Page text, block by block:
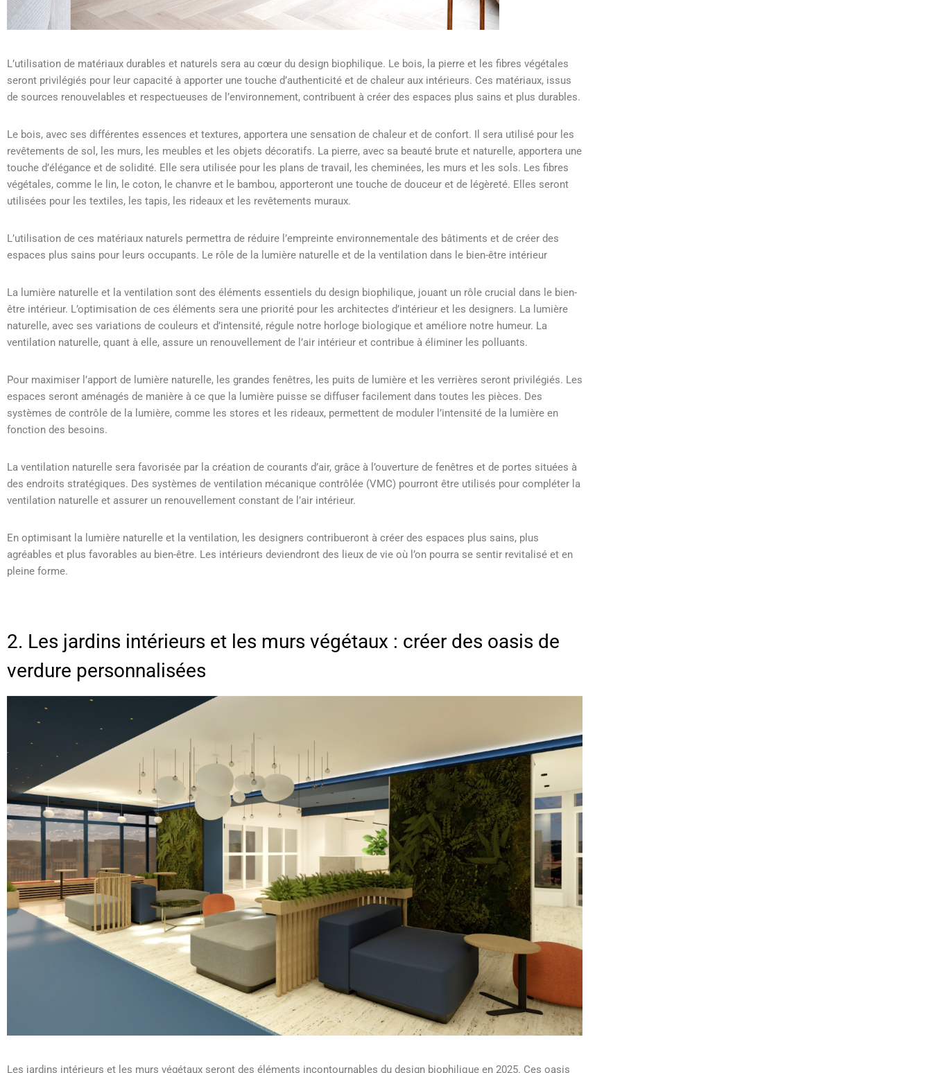
L’utilisation de matériaux durables et naturels sera au cœur du design biophilique. Le bois, la pierre et les fibres végétales
seront privilégiés pour leur capacité à apporter une touche d’authenticité et de chaleur aux intérieurs. Ces matériaux, issus
de sources renouvelables et respectueuses de l’environnement, contribuent à créer des espaces plus sains et plus durables.
Le bois, avec ses différentes essences et textures, apportera une sensation de chaleur et de confort. Il sera utilisé pour les
revêtements de sol, les murs, les meubles et les objets décoratifs. La pierre, avec sa beauté brute et naturelle, apportera une
touche d’élégance et de solidité. Elle sera utilisée pour les plans de travail, les cheminées, les murs et les sols. Les fibres
végétales, comme le lin, le coton, le chanvre et le bambou, apporteront une touche de douceur et de légèreté. Elles seront
utilisées pour les textiles, les tapis, les rideaux et les revêtements muraux.
L’utilisation de ces matériaux naturels permettra de réduire l’empreinte environnementale des bâtiments et de créer des
espaces plus sains pour leurs occupants. Le rôle de la lumière naturelle et de la ventilation dans le bien-être intérieur
La lumière naturelle et la ventilation sont des éléments essentiels du design biophilique, jouant un rôle crucial dans le bien-
être intérieur. L’optimisation de ces éléments sera une priorité pour les architectes d’intérieur et les designers. La lumière
naturelle, avec ses variations de couleurs et d’intensité, régule notre horloge biologique et améliore notre humeur. La
ventilation naturelle, quant à elle, assure un renouvellement de l’air intérieur et contribue à éliminer les polluants.
Pour maximiser l’apport de lumière naturelle, les grandes fenêtres, les puits de lumière et les verrières seront privilégiés. Les
espaces seront aménagés de manière à ce que la lumière puisse se diffuser facilement dans toutes les pièces. Des
systèmes de contrôle de la lumière, comme les stores et les rideaux, permettent de moduler l’intensité de la lumière en
fonction des besoins.
La ventilation naturelle sera favorisée par la création de courants d’air, grâce à l’ouverture de fenêtres et de portes situées à
des endroits stratégiques. Des systèmes de ventilation mécanique contrôlée (VMC) pourront être utilisés pour compléter la
ventilation naturelle et assurer un renouvellement constant de l’air intérieur.
En optimisant la lumière naturelle et la ventilation, les designers contribueront à créer des espaces plus sains, plus
agréables et plus favorables au bien-être. Les intérieurs deviendront des lieux de vie où l’on pourra se sentir revitalisé et en
pleine forme.
2. Les jardins intérieurs et les murs végétaux : créer des oasis de
verdure personnalisées
Les jardins intérieurs et les murs végétaux seront des éléments incontournables du design biophilique en 2025. Ces oasis